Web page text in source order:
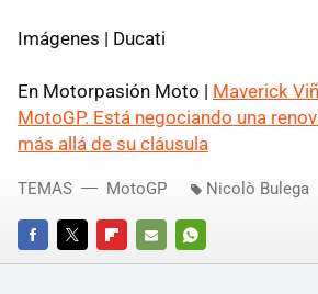
Imágenes | Ducati
En Motorpasión Moto | Maverick
MotoGP. Está negociando una
más allá de su cláusula
FACEBOOKTWITTERFLIPBOARD
E-
WHATSAPP
TEMAS MotoGP Nicolò Bulega